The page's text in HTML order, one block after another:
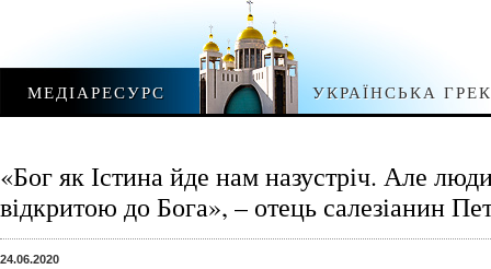
МЕДІАРЕСУРС УКРАЇНСЬКА
«Бог як Істина йде нам назустріч. Але
відкритою до Бога», – отець салезіанин
24.06.2020